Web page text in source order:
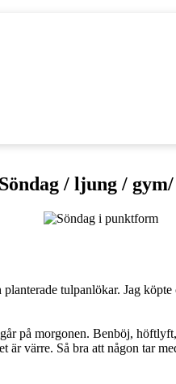
Söndag / ljung /
planterade tulpanlökar. Jag
på morgonen. Benböj,
är värre. Så bra att någon tar